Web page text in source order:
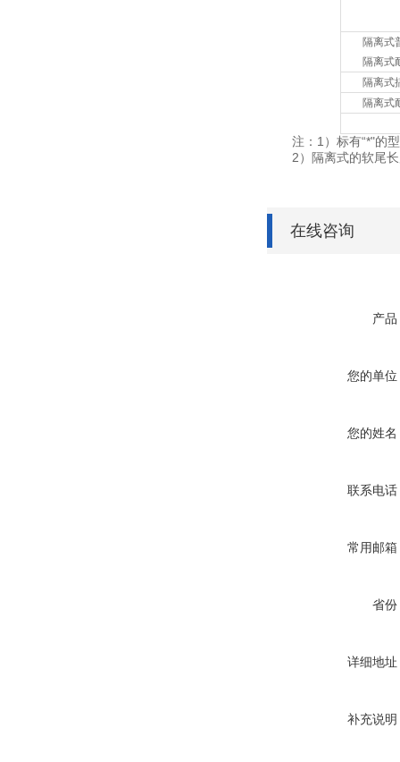
隔离式
隔离式
隔离式
隔离式
注：1）标有“*"的
2）隔离式的软尾
在线咨询
产品
您的单位
您的姓名
联系电话
常用邮箱
省份
详细地址
补充说明